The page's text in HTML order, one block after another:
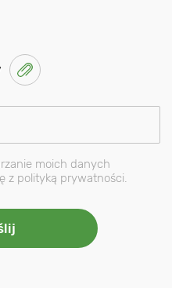
moich danych
z polityką prywatności.